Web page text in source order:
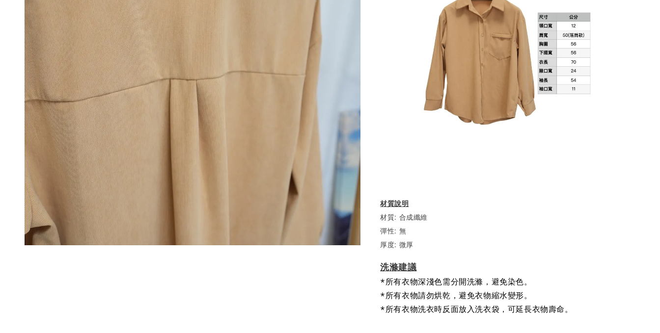
材質說明
材質: 合成纖維
彈性: 無
厚度: 微厚
洗滌建議
*所有衣物深淺色需分開洗滌，避免染色。
*所有衣物請勿烘乾，避免衣物縮水變形。
*所有衣物洗衣時反面放入洗衣袋，可延長衣物壽命。